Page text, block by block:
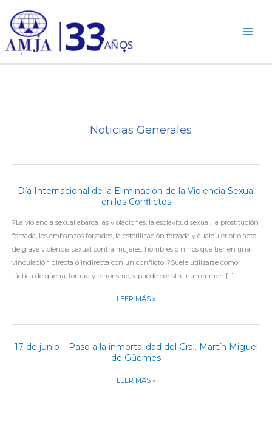
contenido
Noticias Generales
Día Internacional de la Eliminación de la Violencia Sexual
en los Conflictos
?La violencia sexual abarca las violaciones, la esclavitud sexual, la prostitución
forzada, los embarazos forzados, la esterilización forzada y cualquier otro acto
de grave violencia sexual contra mujeres, hombres o niños que tienen una
vinculación directa o indirecta con un conflicto. ?Suele utilizarse como
táctica de guerra, tortura y terrorismo, y puede construir un crimen […]
DÍA
INTERNACIONAL
DE
LA
ELIMINACIÓN
SEXUAL
LOS
LEER MÁS »
17 de junio – Paso a la inmortalidad del Gral. Martín Miguel
de Güemes
17
DE
LEER MÁS »